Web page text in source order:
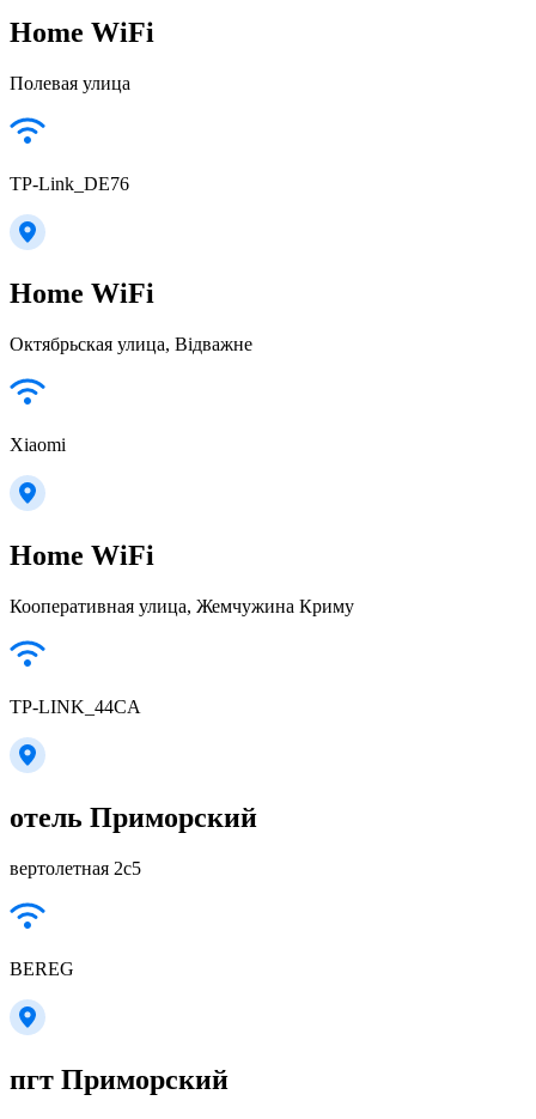
Home WiFi
Полевая улица
TP-Link_DE76
Home WiFi
Октябрьская улица, Відважне
Xiaomi
Home WiFi
Кооперативная улица, Жемчужина Криму
TP-LINK_44CA
отель Приморский
вертолетная 2с5
BEREG
пгт Приморский